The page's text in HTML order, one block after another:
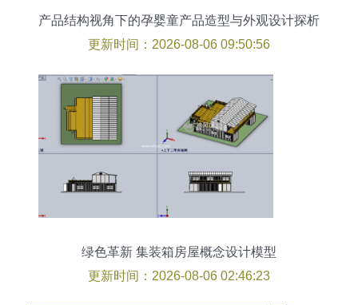
产品结构视角下的孕婴童产品造型与外观设计探析
更新时间：2026-08-06 09:50:56
绿色革新 集装箱房屋概念设计模型
更新时间：2026-08-06 02:46:23